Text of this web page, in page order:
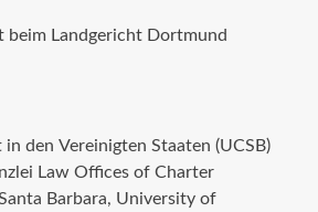
beim Landgericht Dortmund
den Vereinigten Staaten (UCSB)
Law Offices of Charter
Barbara, University of